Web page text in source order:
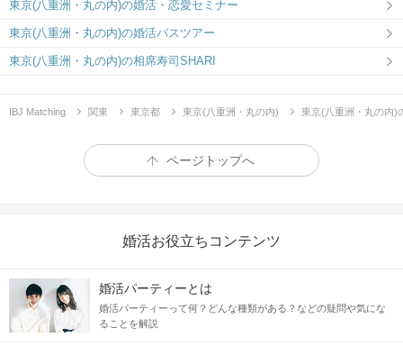
東京(八重洲・丸の内)の婚活・恋愛セミナー
東京(八重洲・丸の内)の婚活バスツアー
東京(八重洲・丸の内)の相席寿司SHARI
IBJ Matching 関東 東京都 東京(八重洲・丸の内) 東京(八重洲・丸の内)
ページトップへ
婚活お役立ちコンテンツ
婚活パーティーとは
婚活パーティーって何？どんな種類がある？などの疑問や気にな
ることを解説